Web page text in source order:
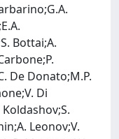
Bottai;A.
De Donato;M.P.
Di
Koldashov;S.
Leonov;V.